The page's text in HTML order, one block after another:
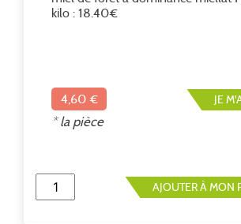
kilo : 18.40€
JE
4,60 €
* la pièce
AJOUTER À MON